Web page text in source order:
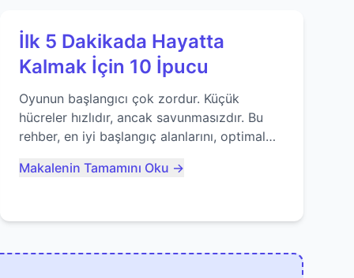
İlk 5 Dakikada Hayatta
Kalmak İçin 10 İpucu
Oyunun başlangıcı çok zordur. Küçük
hücreler hızlıdır, ancak savunmasızdır. Bu
rehber, en iyi başlangıç alanlarını, optimal
olmaktan nasıl kaçınacağınızı anlatıyor...
Makalenin Tamamını Oku →